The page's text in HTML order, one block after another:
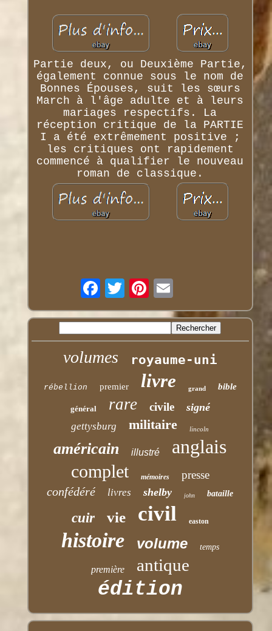
Partie deux, ou Deuxième Partie,
également connue sous le nom de
Bonnes Épouses, suit les sœurs
March à l'âge adulte et à leurs
mariages respectifs. La
réception critique de la PARTIE
I a été extrêmement positive ;
les critiques ont rapidement
commencé à qualifier le nouveau
roman de classique.
volumes royaume-uni
rébellion premier livre grand bible
général rare civile signé
gettysburg militaire lincoln
américain illustré anglais
complet mémoires presse
confédéré livres shelby john bataille
cuir vie civil easton
histoire volume temps
première antique
édition